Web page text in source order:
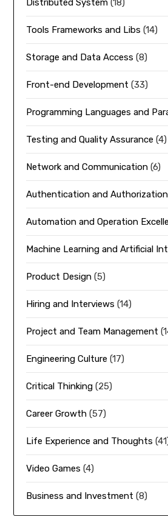
Distributed System (18)
Tools Frameworks and Libs (14)
Storage and Data Access (8)
Front-end Development (33)
Programming Languages and
Testing and Quality Assurance (4)
Network and Communication (6)
Authentication and Authorization
Automation and Operation
Machine Learning and Artificial
Product Design (5)
Hiring and Interviews (14)
Project and Team Management
Engineering Culture (17)
Critical Thinking (25)
Career Growth (57)
Life Experience and Thoughts
Video Games (4)
Business and Investment (8)